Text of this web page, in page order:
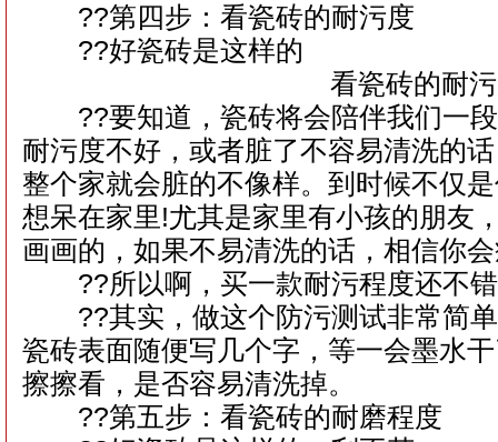
??第四步：看瓷砖的耐污度
??好瓷砖是这样的
看瓷砖的耐污
??要知道，瓷砖将会陪伴我们一段
耐污度不好，或者脏了不容易清洗的
整个家就会脏的不像样。到时候不仅
想呆在家里!尤其是家里有小孩的朋友
画画的，如果不易清洗的话，相信你
??所以啊，买一款耐污程度还不错
??其实，做这个防污测试非常简单
瓷砖表面随便写几个字，等一会墨水
擦擦看，是否容易清洗掉。
??第五步：看瓷砖的耐磨程度